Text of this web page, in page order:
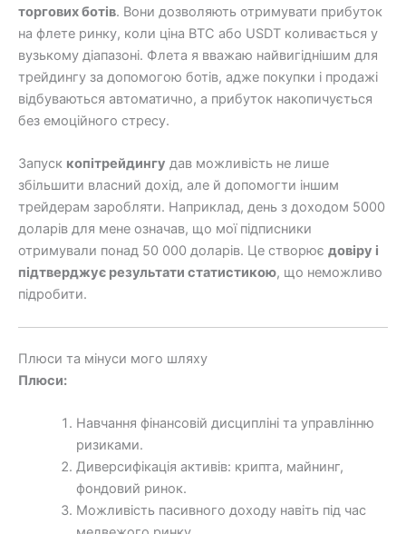
торгових ботів. Вони дозволяють отримувати прибуток
на флете ринку, коли ціна BTC або USDT коливається у
вузькому діапазоні. Флета я вважаю найвигіднішим для
трейдингу за допомогою ботів, адже покупки і продажі
відбуваються автоматично, а прибуток накопичується
без емоційного стресу.
Запуск копітрейдингу дав можливість не лише
збільшити власний дохід, але й допомогти іншим
трейдерам заробляти. Наприклад, день з доходом 5000
доларів для мене означав, що мої підписники
отримували понад 50 000 доларів. Це створює довіру і
підтверджує результати статистикою, що неможливо
підробити.
Плюси та мінуси мого шляху
Плюси:
Навчання фінансовій дисципліні та управлінню
ризиками.
Диверсифікація активів: крипта, майнинг,
фондовий ринок.
Можливість пасивного доходу навіть під час